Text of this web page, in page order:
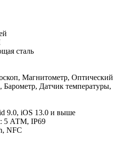
сталь
Магнитометр, Оптический
Барометр, Датчик температуры,
9.0, iOS 13.0 и выше
5 АТМ, IP69
NFC